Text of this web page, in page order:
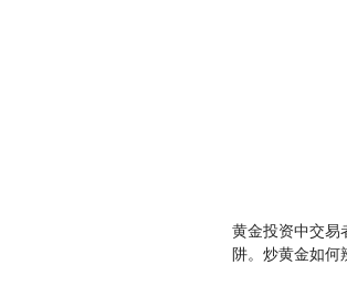
黄金投资中交易
阱。炒黄金如何